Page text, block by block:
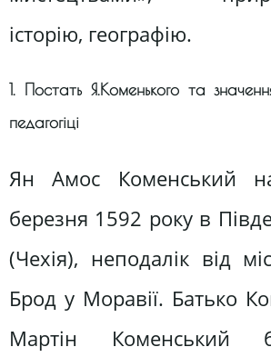
історію, географію.
1. Постать Я.Коменького та
педагогіці
Ян Амос Коменський
березня 1592 року в
(Чехія), неподалік від
Брод у Моравії. Батько
Мартін Коменський